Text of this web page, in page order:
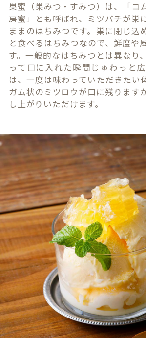
巣蜜（巣みつ・すみつ）は、「コ
房蜜」とも呼ばれ、ミツバチが巣
ままのはちみつです。巣に閉じ込
と食べるはちみつなので、鮮度や
す。一般的なはちみつとは異なり
って口に入れた瞬間じゅわっと
は、一度は味わっていただきたい
ガム状のミツロウが口に残ります
し上がりいただけます。